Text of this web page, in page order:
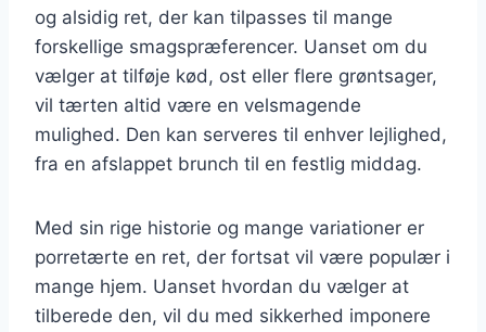
og alsidig ret, der kan tilpasses til mange
forskellige smagspræferencer. Uanset om du
vælger at tilføje kød, ost eller flere grøntsager,
vil tærten altid være en velsmagende
mulighed. Den kan serveres til enhver lejlighed,
fra en afslappet brunch til en festlig middag.
Med sin rige historie og mange variationer er
porretærte en ret, der fortsat vil være populær i
mange hjem. Uanset hvordan du vælger at
tilberede den, vil du med sikkerhed imponere